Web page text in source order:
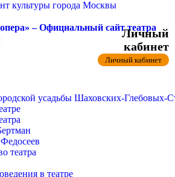
культуры города Москвы
– Официальный сайт театра
усадьбы Шаховских-
театра
в театре
Личный
кабинет
Личный кабинет